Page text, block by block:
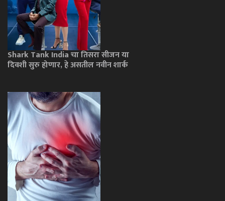
Shark Tank India चा तिसरा सीजन या
दिवशी सुरु होणार, हे असतील नवीन शार्क